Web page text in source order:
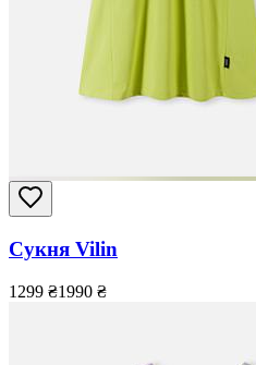
Сукня Vilin
1299 ₴1990 ₴